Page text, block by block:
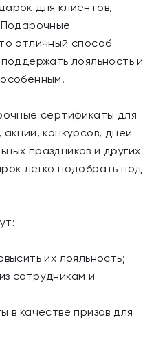
для клиентов,
Подарочные
отличный способ
лояльность и
сертификаты для
конкурсов, дней
праздников и других
легко подобрать под
их лояльность;
сотрудникам и
в качестве призов для